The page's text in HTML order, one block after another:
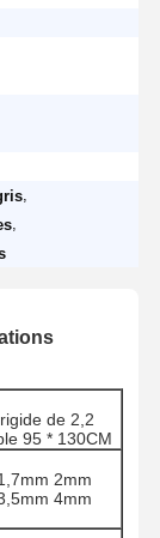
de 2,2
95 * 130CM
2mm
4mm